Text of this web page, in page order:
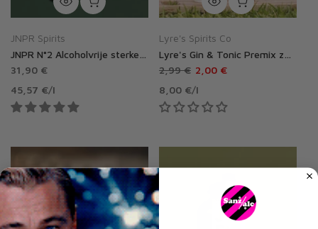
JNPR Spirits
31,90 €
45,57 €/l
Lyre's Spirits Co
2,99 € 2,00 €
8,00 €/l